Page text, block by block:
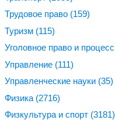
Трудовое право (159)
Туризм (115)
Уголовное право и процесс
Управление (111)
Управленческие науки (35)
Физика (2716)
Физкультура и спорт (3181)